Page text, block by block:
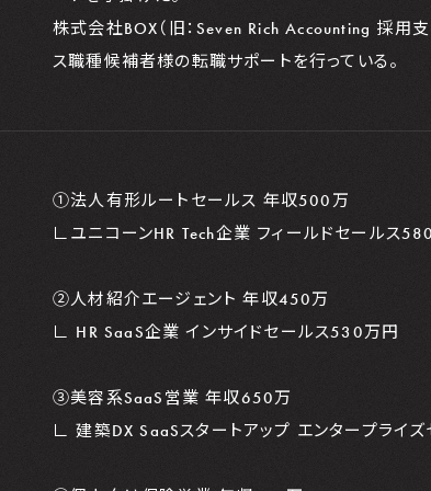
株式会社BOX（旧：Seven Rich Accounting 採用
ス職種候補者様の転職サポートを行っている。
①法人有形ルートセールス 年収500万
∟ユニコーンHR Tech企業 フィールドセールス
②人材紹介エージェント 年収450万
∟ HR SaaS企業 インサイドセールス530万円
③美容系SaaS営業 年収650万
∟ 建築DX SaaSスタートアップ エンタープライ